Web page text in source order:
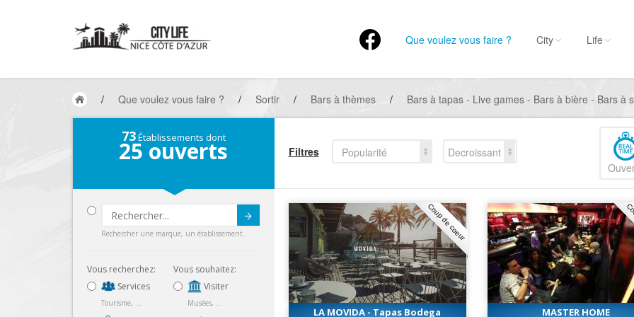
Que voulez vous faire ? City Life
/ Que voulez vous faire ? / Sortir / Bars à thèmes / Bars à tapas - Live games - Bars à bière - Bars à
73Établissements dont
25 ouverts
Rechercher une marque, un établissement...
Vous recherchez:
Services
Tourisme, ...
Vous souhaitez:
Visiter
Musées, ...
Filtres Popularité
Decroissant
Coup de coeur
LA MOVIDA - Tapas Bodega
MASTER HOME